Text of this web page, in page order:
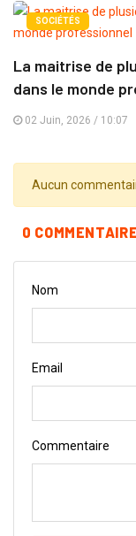
SOCIÉTÉS
La maitrise de
dans le monde
02 Juin, 2026 / 10:07
Aucun
0
Nom
Email
Commentaire